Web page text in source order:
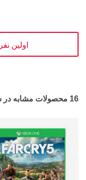
اولین
16 محصولات مشابه در شاخه های مختلف: